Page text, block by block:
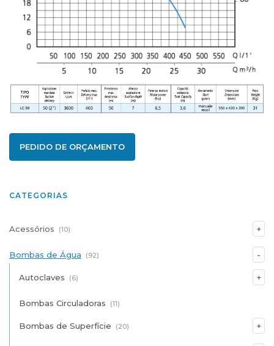
PEDIDO DE ORÇAMENTO
CATEGORIAS
Acessórios (10)
Bombas de Água (92)
Autoclaves (6)
Bombas Circuladoras (11)
Bombas de Superfície (20)